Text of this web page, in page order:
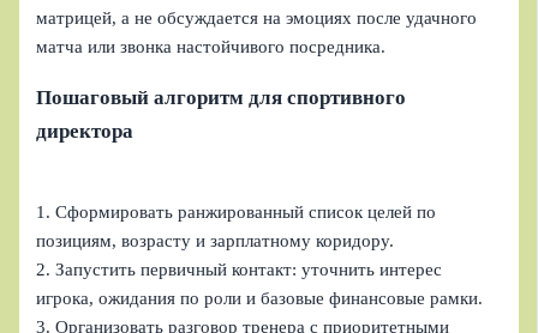
матрицей, а не обсуждается на эмоциях после удачного
матча или звонка настойчивого посредника.
Пошаговый алгоритм для спортивного
директора
1. Сформировать ранжированный список целей по
позициям, возрасту и зарплатному коридору.
2. Запустить первичный контакт: уточнить интерес
игрока, ожидания по роли и базовые финансовые рамки.
3. Организовать разговор тренера с приоритетными